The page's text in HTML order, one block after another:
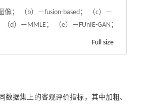
像； （b）—fusion-based； （c）—
（d）—MMLE； （e）—FUnIE-GAN；
Full size
数据集上的客观评价指标，其中加粗、